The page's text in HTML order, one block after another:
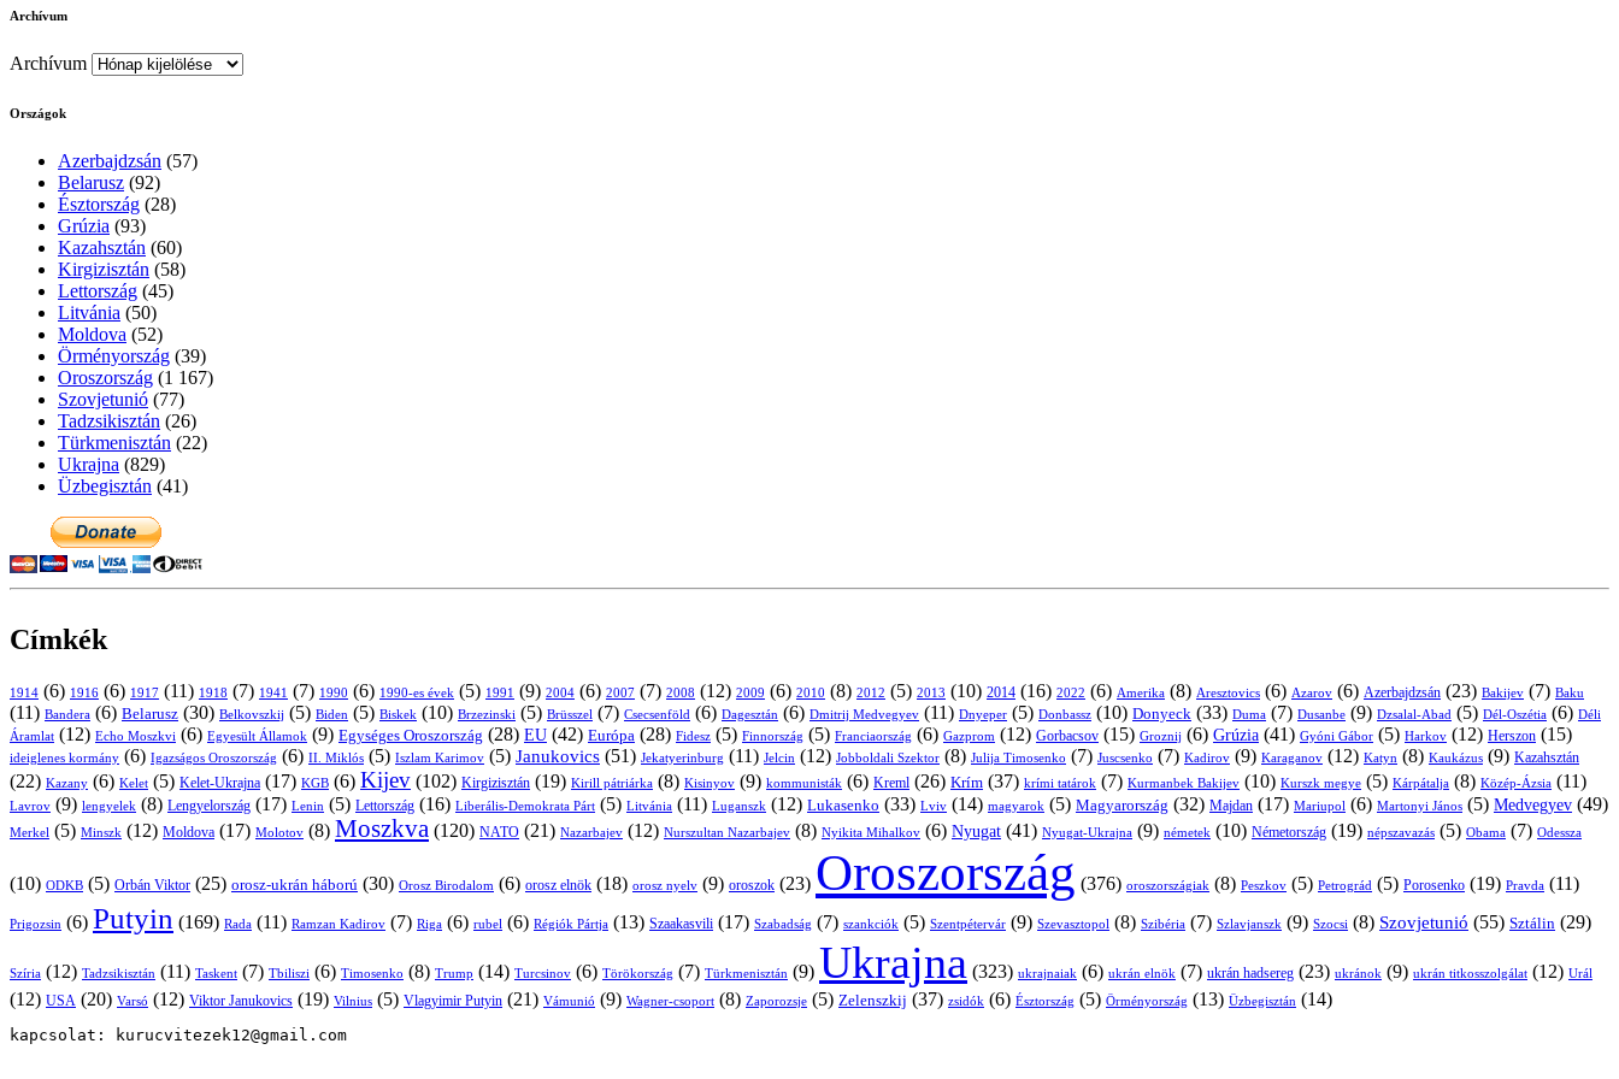
Archívum
Archívum
Országok
Azerbajdzsán (57)
Belarusz (92)
Észtország (28)
Grúzia (93)
Kazahsztán (60)
Kirgizisztán (58)
Lettország (45)
Litvánia (50)
Moldova (52)
Örményország (39)
Oroszország (1 167)
Szovjetunió (77)
Tadzsikisztán (26)
Türkmenisztán (22)
Ukrajna (829)
Üzbegisztán (41)
Címkék
1914 (6) 1916 (6) 1917 (11) 1918 (7) 1941 (7) 1990 (6) 1990-es évek (5) 1991 (9) 2004 (6) 2007 (7) 2008 (12) 2009 (6) 2010 (8) 2012 (5) 2013 (10) 2014 (16) 2022 (6) Amerika (8) Aresztovics (6) Azarov (6) Azerbajdzsán (23) Bakijev (7) Baku
(11) Bandera (6) Belarusz (30) Belkovszkij (5) Biden (5) Biskek (10) Brzezinski (5) Brüsszel (7) Csecsenföld (6) Dagesztán (6) Dmitrij Medvegyev (11) Dnyeper (5) Donbassz (10) Donyeck (33) Duma (7) Dusanbe (9) Dzsalal-Abad (5) Dél-Oszétia (6) Déli
Áramlat (12) Echo Moszkvi (6) Egyesült Államok (9) Egységes Oroszország (28) EU (42) Európa (28) Fidesz (5) Finnország (5) Franciaország (6) Gazprom (12) Gorbacsov (15) Groznij (6) Grúzia (41) Gyóni Gábor (5) Harkov (12) Herszon (15)
ideiglenes kormány (6) Igazságos Oroszország (6) II. Miklós (5) Iszlam Karimov (5) Janukovics (51) Jekatyerinburg (11) Jelcin (12) Jobboldali Szektor (8) Julija Timosenko (7) Juscsenko (7) Kadirov (9) Karaganov (12) Katyn (8) Kaukázus (9) Kazahsztán
(22) Kazany (6) Kelet (5) Kelet-Ukrajna (17) KGB (6) Kijev (102) Kirgizisztán (19) Kirill pátriárka (8) Kisinyov (9) kommunisták (6) Kreml (26) Krím (37) krími tatárok (7) Kurmanbek Bakijev (10) Kurszk megye (5) Kárpátalja (8) Közép-Ázsia (11)
Lavrov (9) lengyelek (8) Lengyelország (17) Lenin (5) Lettország (16) Liberális-Demokrata Párt (5) Litvánia (11) Luganszk (12) Lukasenko (33) Lviv (14) magyarok (5) Magyarország (32) Majdan (17) Mariupol (6) Martonyi János (5) Medvegyev (49)
Merkel (5) Minszk (12) Moldova (17) Molotov (8) Moszkva (120) NATO (21) Nazarbajev (12) Nurszultan Nazarbajev (8) Nyikita Mihalkov (6) Nyugat (41) Nyugat-Ukrajna (9) németek (10) Németország (19) népszavazás (5) Obama (7) Odessza
(10) ODKB (5) Orbán Viktor (25) orosz-ukrán háború (30) Orosz Birodalom (6) orosz elnök (18) orosz nyelv (9) oroszok (23) Oroszország (376) oroszországiak (8) Peszkov (5) Petrográd (5) Porosenko (19) Pravda (11)
Prigozsin (6) Putyin (169) Rada (11) Ramzan Kadirov (7) Riga (6) rubel (6) Régiók Pártja (13) Szaakasvili (17) Szabadság (7) szankciók (5) Szentpétervár (9) Szevasztopol (8) Szibéria (7) Szlavjanszk (9) Szocsi (8) Szovjetunió (55) Sztálin (29)
Szíria (12) Tadzsikisztán (11) Taskent (7) Tbiliszi (6) Timosenko (8) Trump (14) Turcsinov (6) Törökország (7) Türkmenisztán (9) Ukrajna (323) ukrajnaiak (6) ukrán elnök (7) ukrán hadsereg (23) ukránok (9) ukrán titkosszolgálat (12) Urál
(12) USA (20) Varsó (12) Viktor Janukovics (19) Vilnius (5) Vlagyimir Putyin (21) Vámunió (9) Wagner-csoport (8) Zaporozsje (5) Zelenszkij (37) zsidók (6) Észtország (5) Örményország (13) Üzbegisztán (14)
kapcsolat: kurucvitezek12@gmail.com